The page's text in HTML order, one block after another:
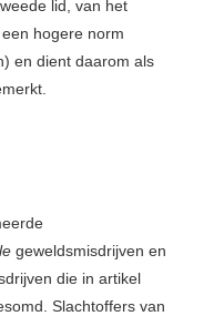
lid, van het
hogere norm
en dient daarom als
geweldsmisdrijven en
die in artikel
Slachtoffers van